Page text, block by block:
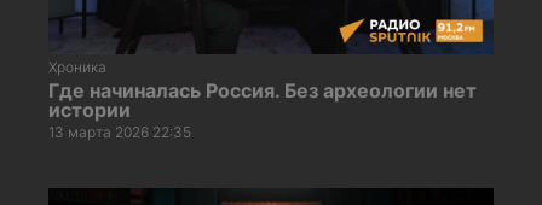
Хроника
Где начиналась Россия. Без археологии нет
истории
13 марта 2026 22:35